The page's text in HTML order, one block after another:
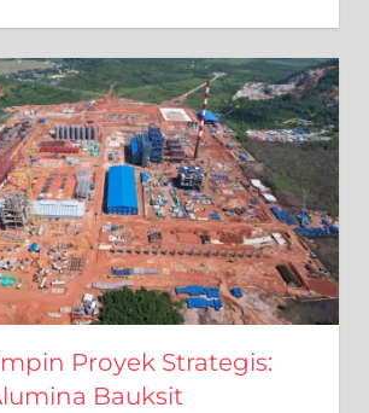
Proyek Strategis:
Bauksit